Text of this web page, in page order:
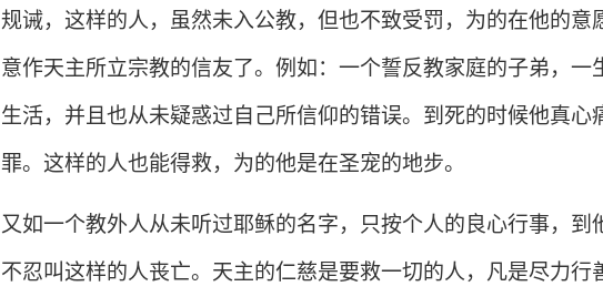
规诫，这样的人，虽然未入公教，但也不致受罚，为的在他的意
意作天主所立宗教的信友了。例如：一个誓反教家庭的子弟，一
生活，并且也从未疑惑过自己所信仰的错误。到死的时候他真心
罪。这样的人也能得救，为的他是在圣宠的地步。
又如一个教外人从未听过耶稣的名字，只按个人的良心行事，到
不忍叫这样的人丧亡。天主的仁慈是要救一切的人，凡是尽力行